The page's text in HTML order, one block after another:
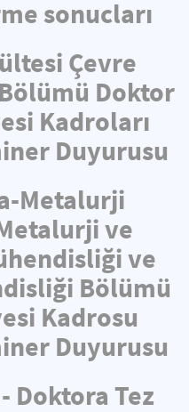
sonucları
Çevre
Doktor
Kadroları
Duyurusu
Metalurji
ve
ve
Bölümü
Kadrosu
Duyurusu
Doktora Tez